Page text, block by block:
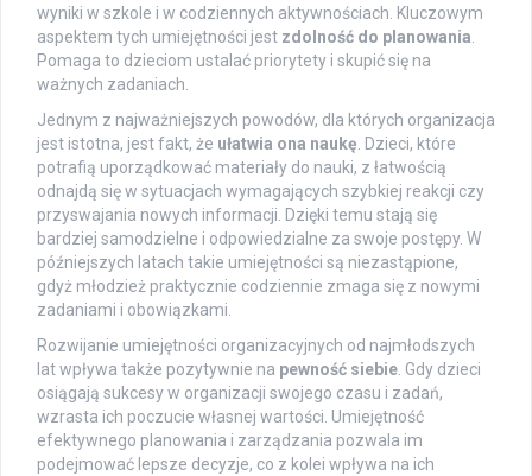
wyniki w szkole i w codziennych aktywnościach. Kluczowym
aspektem tych umiejętności jest zdolność do planowania
Pomaga to dzieciom ustalać priorytety i skupić się na
ważnych zadaniach.
Jednym z najważniejszych powodów, dla których organizacja
jest istotna, jest fakt, że ułatwia ona naukę . Dzieci, które
potrafią uporządkować materiały do nauki, z łatwością
odnajdą się w sytuacjach wymagających szybkiej reakcji czy
przyswajania nowych informacji. Dzięki temu stają się
bardziej samodzielne i odpowiedzialne za swoje postępy. W
późniejszych latach takie umiejętności są niezastąpione,
gdyż młodzież praktycznie codziennie zmaga się z nowymi
zadaniami i obowiązkami.
Rozwijanie umiejętności organizacyjnych od najmłodszych
lat wpływa także pozytywnie na pewność siebie . Gdy dzieci
osiągają sukcesy w organizacji swojego czasu i zadań,
wzrasta ich poczucie własnej wartości. Umiejętność
efektywnego planowania i zarządzania pozwala im
podejmować lepsze decyzje, co z kolei wpływa na ich